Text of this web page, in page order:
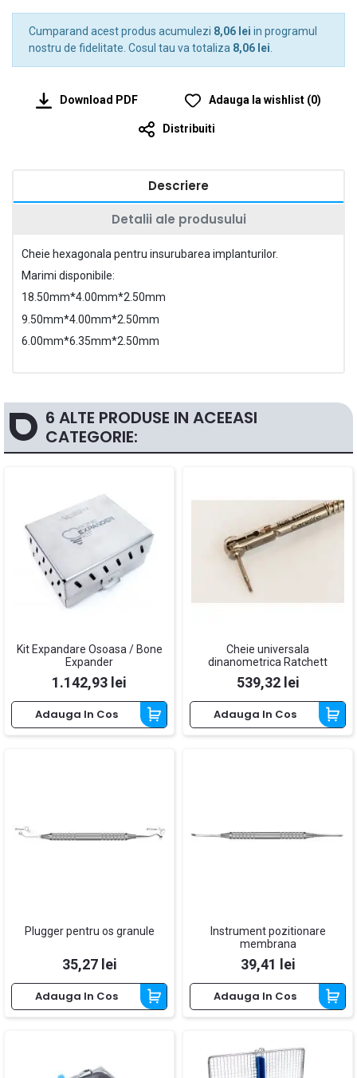
Cumparand acest produs acumulezi 8,06 lei in programul
nostru de fidelitate. Cosul tau va totaliza 8,06 lei
Download PDF Adauga la wishlist (0)
Distribuiti
Descriere
Detalii ale produsului
Cheie hexagonala pentru insurubarea implanturilor.
Marimi disponibile:
18.50mm*4.00mm*2.50mm
9.50mm*4.00mm*2.50mm
6.00mm*6.35mm*2.50mm
6 ALTE PRODUSE IN ACEEASI
CATEGORIE:
Kit Expandare Osoasa / Bone
Expander
Pret
1.142,93 lei
Adauga In Cos
Cheie universala
dinanometrica Ratchett
Pret
539,32 lei
Adauga In Cos
Plugger pentru os granule
Pret
35,27 lei
Adauga In Cos
Instrument pozitionare
membrana
Pret
39,41 lei
Adauga In Cos